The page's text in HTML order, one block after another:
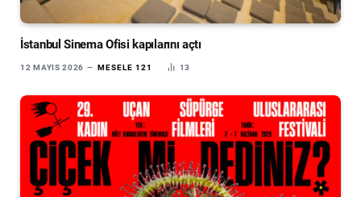
İstanbul Sinema Ofisi kapılarını açtı
12 MAYIS 2026 MESELE 121 13